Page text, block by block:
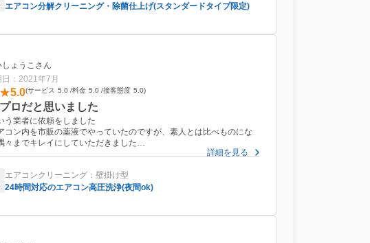
作業が終わりました。
エアコン分解クリーニング・除菌仕上げ(スタンダードタイプ限定)
しょうこさん
日：2021年7月
5.0 サービス 5.0 料金 5.0 接客態度 5.0
ロだと思いました
う業者に依頼をしました
コン内を市販の薬液でやっていたのですが、素人とは比べものにな
々までキレイにしていただきました
い替えを検討していたのですがこちらに掃除を依頼して買い替えし
ざいました
詳細を見る
エアコンクリーニング：壁掛け型
24時間対応のエアコン高圧洗浄(夜間ok)